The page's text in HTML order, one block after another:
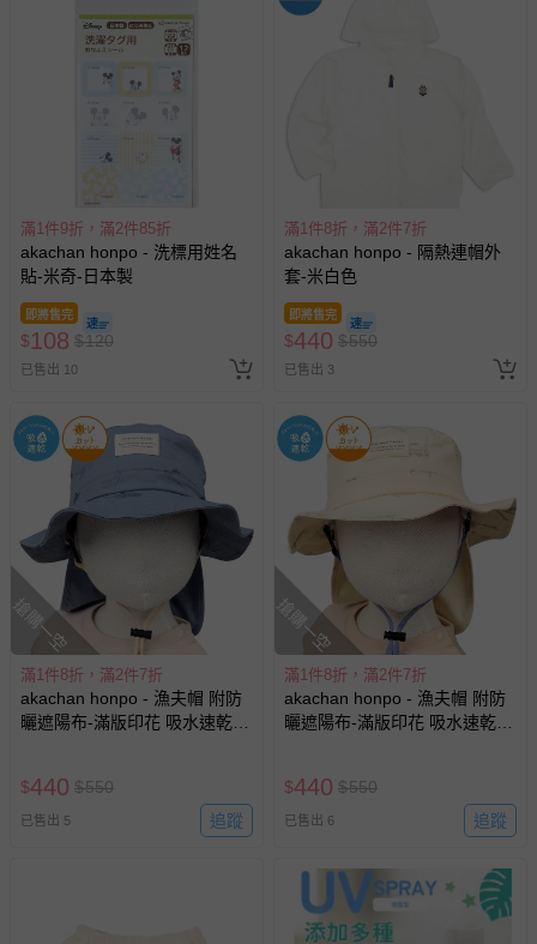
滿1件9折，滿2件85折
akachan honpo - 洗標用姓名
貼-米奇-日本製
即將售完
$108 $120
已售出 10
滿1件8折，滿2件7折
akachan honpo - 隔熱連帽外
套-米白色
即將售完
$440 $550
已售出 3
搶購一空
滿1件8折，滿2件7折
akachan honpo - 漁夫帽 附防
曬遮陽布-滿版印花 吸水速乾-
$440 $550
已售出 5 追蹤
搶購一空
滿1件8折，滿2件7折
akachan honpo - 漁夫帽 附防
曬遮陽布-滿版印花 吸水速乾-
$440 $550
已售出 6 追蹤